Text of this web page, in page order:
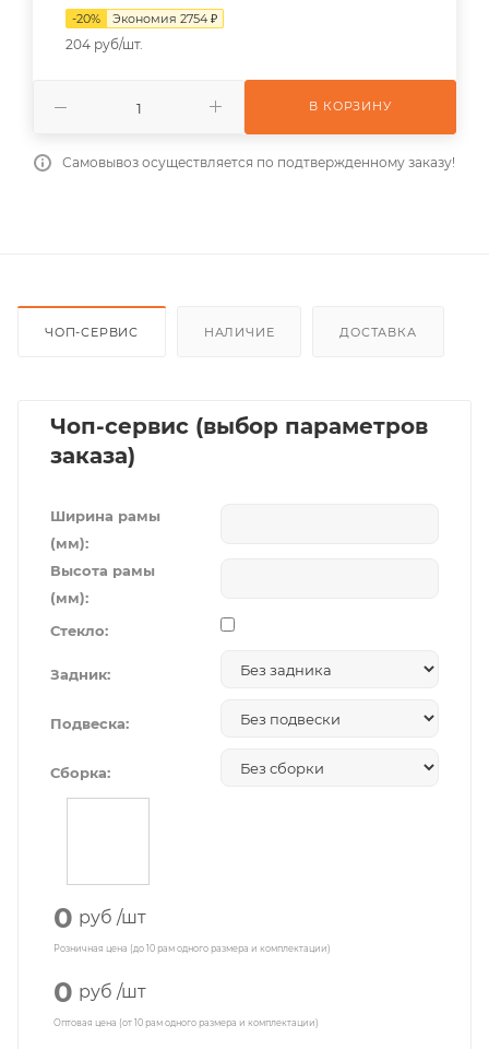
-20% Экономия 2754 ₽
204 руб/шт.
В КОРЗИНУ
Самовывоз осуществляется по подтвержденному заказу!
ЧОП-СЕРВИС НАЛИЧИЕ ДОСТАВКА
Чоп-сервис (выбор параметров
заказа)
Ширина рамы
(мм):
Высота рамы
(мм):
Стекло:
Задник:
Подвеска:
Сборка:
0 руб /шт
Розничная цена (до 10 рам одного размера и комплектации)
0 руб /шт
Оптовая цена (от 10 рам одного размера и комплектации)